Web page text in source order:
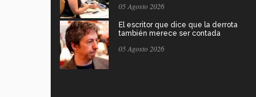
05 Agosto 2026
El escritor que dice que la derrota
también merece ser contada
05 Agosto 2026